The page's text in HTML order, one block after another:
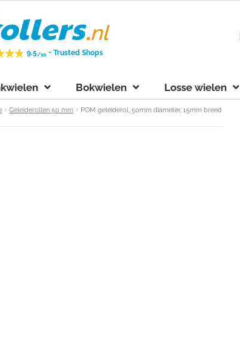
9.5/10 -Trusted Shops
Bokwielen Losse wielen
Geleiderollen 50 mm POM geleiderol, 50mm diameter, 15mm breed